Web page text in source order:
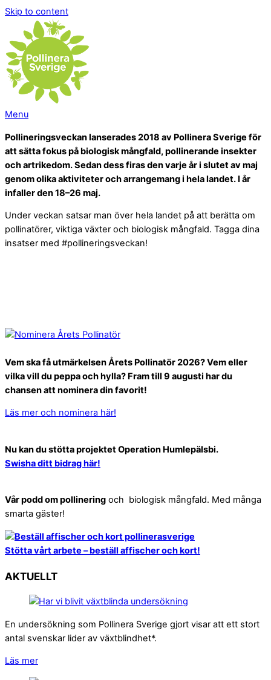
Skip to content
Menu
Pollineringsveckan lanserades 2018 av Pollinera Sverige för
att sätta fokus på biologisk mångfald, pollinerande insekter
och artrikedom. Sedan dess firas den varje år i slutet av maj
genom olika aktiviteter och arrangemang i hela landet. I år
infaller den 18–26 maj.
Under veckan satsar man över hela landet på att berätta om
pollinatörer, viktiga växter och biologisk mångfald. Tagga dina
insatser med #pollineringsveckan!
Vem ska få utmärkelsen Årets Pollinatör 2026? Vem eller
vilka vill du peppa och hylla? Fram till 9 augusti har du
chansen att nominera din favorit!
Läs mer och nominera här!
Nu kan du stötta projektet Operation Humlepälsbi.
Swisha ditt bidrag här!
Vår podd om pollinering och biologisk mångfald. Med många
smarta gäster!
Stötta vårt arbete – beställ affischer och kort!
AKTUELLT
En undersökning som Pollinera Sverige gjort visar att ett stort
antal svenskar lider av växtblindhet*.
Läs mer